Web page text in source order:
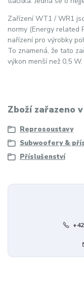
Zařízení WT1 / WR1
normy (Energy related
nařízení pro výrobky
To znamená, že tato
výkon menší než 0,5 W.
Zboží zařazeno
Reprosoustavy
Subwoofery &
Příslušenství